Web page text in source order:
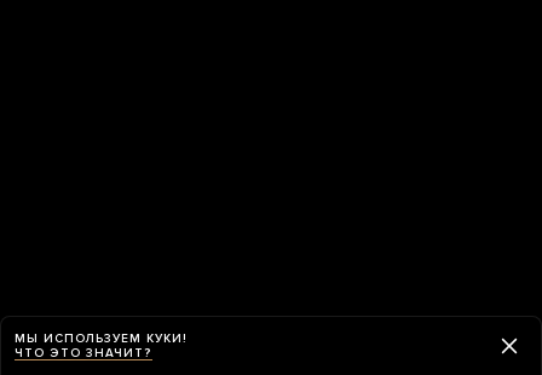
МЫ ИСПОЛЬЗУЕМ КУКИ!
ЧТО ЭТО ЗНАЧИТ?